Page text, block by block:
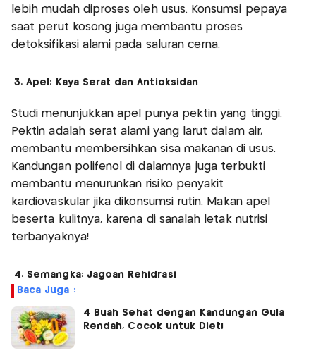
lebih mudah diproses oleh usus. Konsumsi pepaya
saat perut kosong juga membantu proses
detoksifikasi alami pada saluran cerna.
3. Apel: Kaya Serat dan Antioksidan
Studi menunjukkan apel punya pektin yang tinggi.
Pektin adalah serat alami yang larut dalam air,
membantu membersihkan sisa makanan di usus.
Kandungan polifenol di dalamnya juga terbukti
membantu menurunkan risiko penyakit
kardiovaskular jika dikonsumsi rutin. Makan apel
beserta kulitnya, karena di sanalah letak nutrisi
terbanyaknya!
4. Semangka: Jagoan Rehidrasi
Baca Juga :
4 Buah Sehat dengan Kandungan Gula
Rendah, Cocok untuk Diet!